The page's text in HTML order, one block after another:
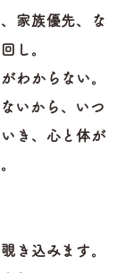
家族優先、な
し。
わからない。
いから、いつ
き、心と体が
き込みます。